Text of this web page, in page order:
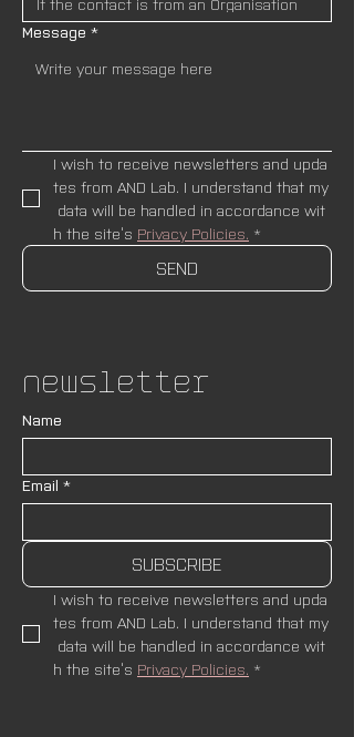
Message *
I wish to receive newsletters and upda
tes from AND Lab. I understand that my
data will be handled in accordance wit
h the site’s Privacy Policies. *
SEND
Newsletter
Name
Email *
SUBSCRIBE
I wish to receive newsletters and upda
tes from AND Lab. I understand that my
data will be handled in accordance wit
h the site’s Privacy Policies. *